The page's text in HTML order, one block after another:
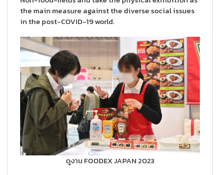
the main measure against the diverse social issues
in the post-COVID-19 world.
ดูงาน FOODEX JAPAN 2023